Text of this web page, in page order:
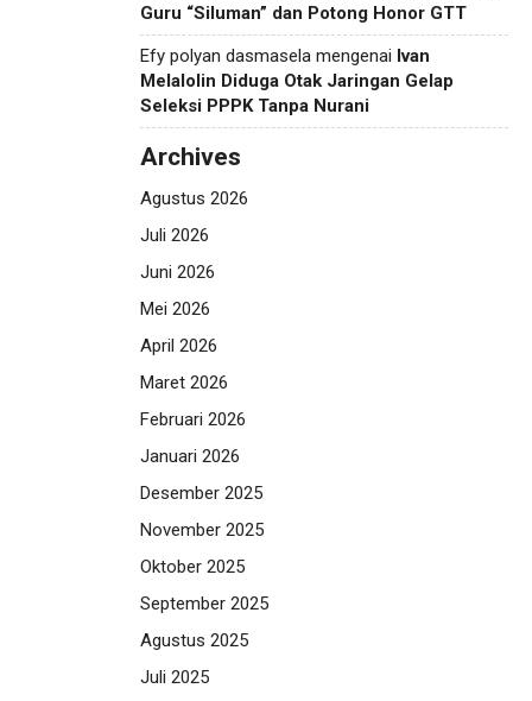
Guru “Siluman” dan Potong Honor GTT
Efy polyan dasmasela mengenai Ivan
Melalolin Diduga Otak Jaringan Gelap
Seleksi PPPK Tanpa Nurani
Archives
Agustus 2026
Juli 2026
Juni 2026
Mei 2026
April 2026
Maret 2026
Februari 2026
Januari 2026
Desember 2025
November 2025
Oktober 2025
September 2025
Agustus 2025
Juli 2025